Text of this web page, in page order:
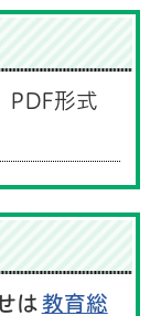
PDF形式
は 教育総